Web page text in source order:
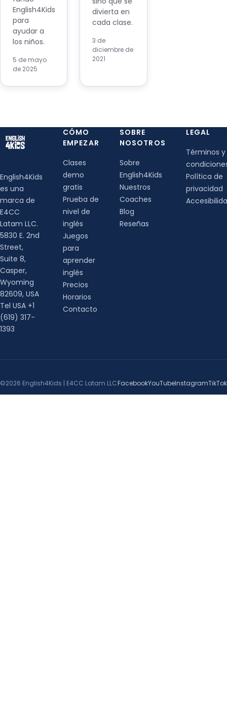
English4Kids
para
ayudar a
los niños.
5 de mayo
de 2025
divierta en
cada clase.
3 de
diciembre de
2021
English4Kids
es una
marca de
E4CC
Latam LLC.
5830 E. 2nd
Street,
Suite 8,
Casper,
Wyoming
82609, USA
Tel USA +1
(619) 317-
1393
CÓMO
EMPEZAR
Clases
demo
gratis
Prueba de
nivel de
inglés
Juegos
para
aprender
inglés
Precios
Horarios
Contacto
SOBRE
NOSOTROS
Sobre
English4Kids
Nuestros
Coaches
Blog
Reseñas
LEGAL
Términos y
Política de
privacidad
©2026 English4Kids | E4CC Latam LLCFacebookYouTubeInstagramTikTok